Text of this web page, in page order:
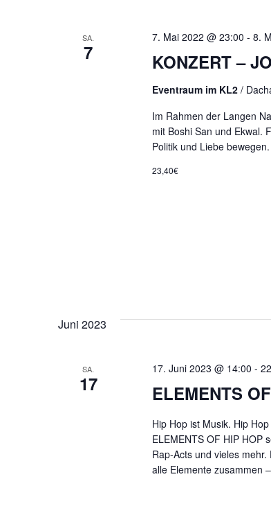
SA.
7 KONZERT –
7. Mai 2022 @ 23:00 - 8.
Eventraum im KL2 /
Im Rahmen der Langen
mit Boshi San und Ekwal.
Politik und Liebe bewegen.
23,40€
Juni 2023
SA.
17 ELEMENTS
17. Juni 2023 @ 14:00 -
Hip Hop ist Musik. Hip
ELEMENTS OF HIP HOP
Rap-Acts und vieles
alle Elemente zusammen